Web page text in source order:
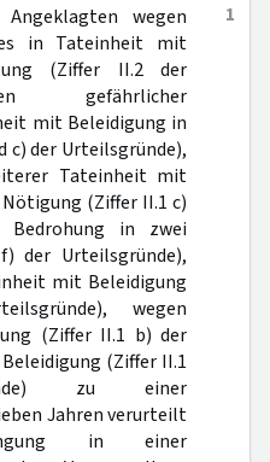
1
wegen
in Tateinheit mit
(Ziffer II.2 der
gefährlicher
mit Beleidigung in
c) der Urteilsgründe),
Tateinheit mit
(Ziffer II.1 c)
Bedrohung in zwei
der Urteilsgründe),
mit Beleidigung
wegen
(Ziffer II.1 b) der
(Ziffer II.1
zu einer
Jahren verurteilt
in einer